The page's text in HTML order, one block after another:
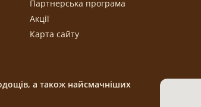
Партнерська програма
Акції
Карта сайту
а також найсмачніших